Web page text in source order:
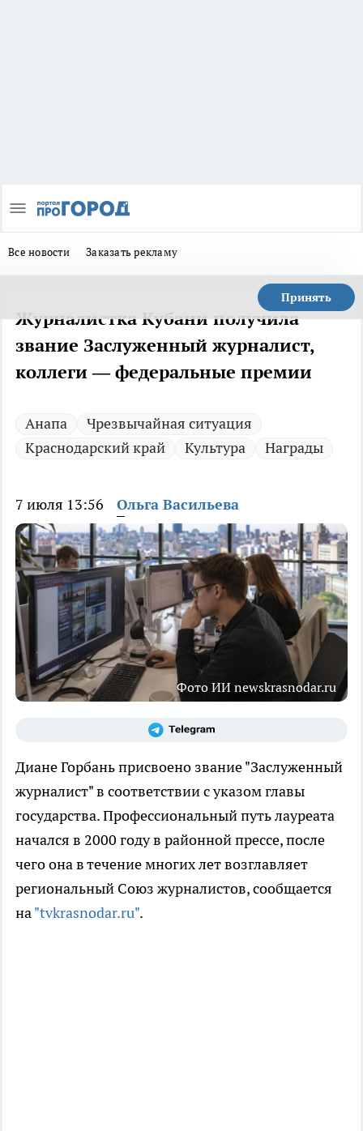
Все новости Заказать рекламу
Принять
Журналистка Кубани получила
звание Заслуженный журналист,
коллеги — федеральные премии
Анапа
Чрезвычайная ситуация
Краснодарский край
Культура Награды
7 июля 13:56 Ольга Васильева
Фото ИИ newskrasnodar.ru
Диане Горбань присвоено звание "Заслуженный
журналист" в соответствии с указом главы
государства. Профессиональный путь лауреата
начался в 2000 году в районной прессе, после
чего она в течение многих лет возглавляет
региональный Союз журналистов, сообщается
на"tvkrasnodar.ru".